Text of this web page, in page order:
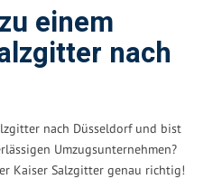
einem
nach
nach Düsseldorf und bist
Umzugsunternehmen?
Kaiser Salzgitter genau richtig!